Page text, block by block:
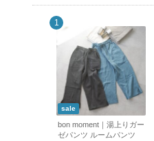
sale
bon moment｜湯上りガー
ゼパンツ ルームパンツ